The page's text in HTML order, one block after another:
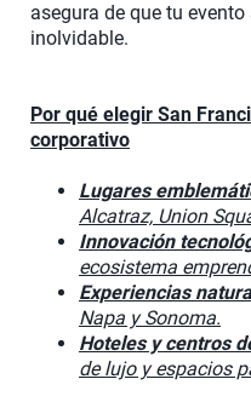
asegura de que tu
inolvidable.
Por qué elegir San
corporativo
Lugares
Alcatraz, Union
Innovación
ecosistema
Experiencias
Napa y Sonoma.
Hoteles y centros
de lujo y espacios